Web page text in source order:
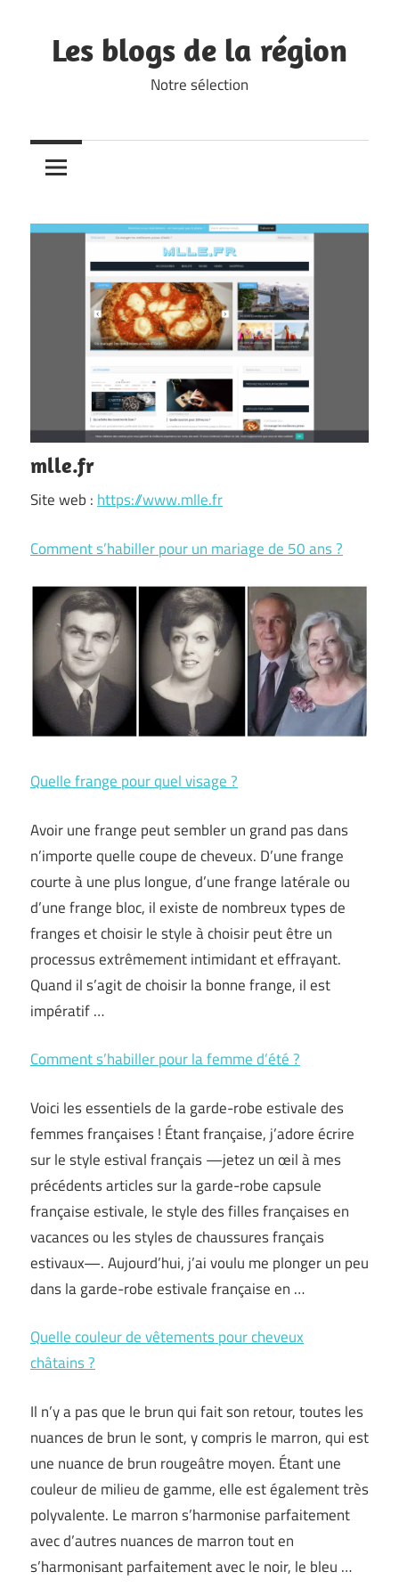
content
Les blogs de la région
Notre sélection
mlle.fr
Site web : https://www.mlle.fr
Comment s’habiller pour un mariage de 50 ans ?
Quelle frange pour quel visage ?
Avoir une frange peut sembler un grand pas dans
n’importe quelle coupe de cheveux. D’une frange
courte à une plus longue, d’une frange latérale ou
d’une frange bloc, il existe de nombreux types de
franges et choisir le style à choisir peut être un
processus extrêmement intimidant et effrayant.
Quand il s’agit de choisir la bonne frange, il est
impératif …
Comment s’habiller pour la femme d’été ?
Voici les essentiels de la garde-robe estivale des
femmes françaises ! Étant française, j’adore écrire
sur le style estival français —jetez un œil à mes
précédents articles sur la garde-robe capsule
française estivale, le style des filles françaises en
vacances ou les styles de chaussures français
estivaux—. Aujourd’hui, j’ai voulu me plonger un peu
dans la garde-robe estivale française en …
Quelle couleur de vêtements pour cheveux
châtains ?
Il n’y a pas que le brun qui fait son retour, toutes les
nuances de brun le sont, y compris le marron, qui est
une nuance de brun rougeâtre moyen. Étant une
couleur de milieu de gamme, elle est également très
polyvalente. Le marron s’harmonise parfaitement
avec d’autres nuances de marron tout en
s’harmonisant parfaitement avec le noir, le bleu …